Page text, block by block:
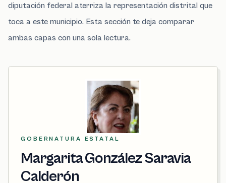
diputación federal aterriza la representación distrital que
toca a este municipio. Esta sección te deja comparar
ambas capas con una sola lectura.
GOBERNATURA ESTATAL
Margarita González Saravia
Calderón